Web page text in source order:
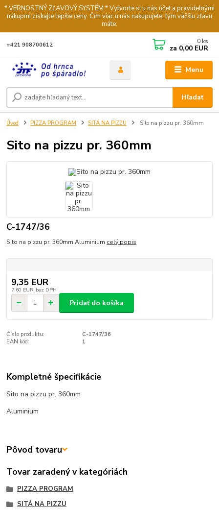
* VERNOSTNÝ ZĽAVOVÝ SYSTÉM * Vytvorte si u nás účet a pravidelnými
nákupmi získajte lepšie ceny. Čím viac u nás nakupujete, tým väčšiu zľavu
máte.
Menu
Hľadať
+421 908700612 0 ks
za 0,00 EUR
Úvod PIZZA PROGRAM SITÁ NA PIZZU Sito na pizzu pr. 360mm
Sito na pizzu pr. 360mm
C-1747/36
Sito na pizzu pr. 360mm Aluminium celý popis
9,35 EUR
7,60 EUR bez DPH
Pridať do košíka
Číslo produktu:
C-1747/36
EAN kód:
1
Kompletné špecifikácie
Sito na pizzu pr. 360mm
Aluminium
Pôvod tovaru
Tovar zaradený v kategóriách
PIZZA PROGRAM
SITÁ NA PIZZU